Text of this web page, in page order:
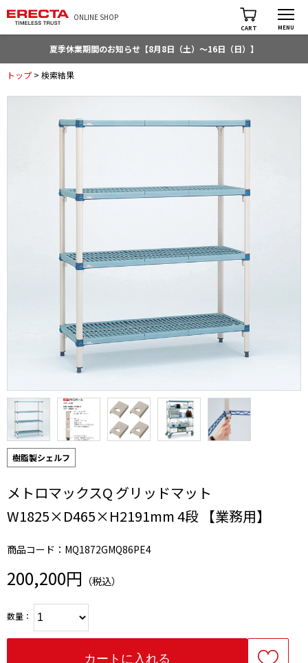
ONLINE SHOP
CART MENU
夏季休業期間のお知らせ【8月8日（土）～16日（日）】
トップ > 検索結果
樹脂製シェルフ
メトロマックスQ グリッドマット
W1825×D465×H2191mm 4段 【業務用】
商品コード：MQ1872GMQ86PE4
200,200円 （税込）
数量：